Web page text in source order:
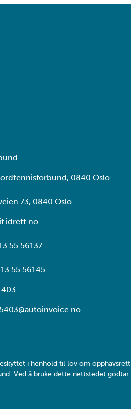
0840 Oslo
73, 0840 Oslo
55 56137
55 56145
i henhold til lov om
Ved å bruke dette nettstedet